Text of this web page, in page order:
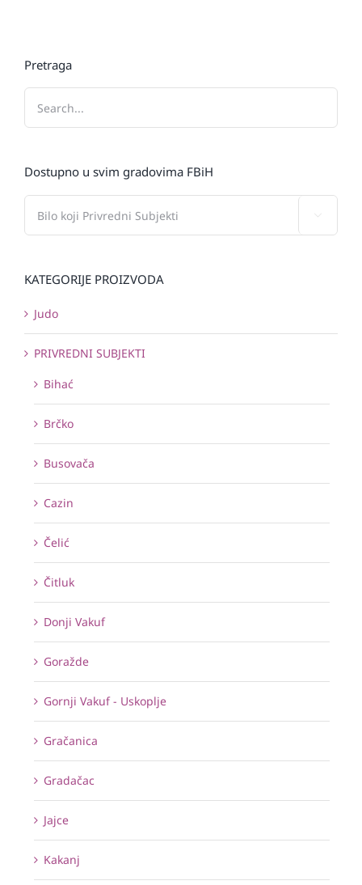
Pretraga
Dostupno u svim gradovima FBiH
KATEGORIJE PROIZVODA
Judo
PRIVREDNI SUBJEKTI
Bihać
Brčko
Busovača
Cazin
Čelić
Čitluk
Donji Vakuf
Goražde
Gornji Vakuf - Uskoplje
Gračanica
Gradačac
Jajce
Kakanj